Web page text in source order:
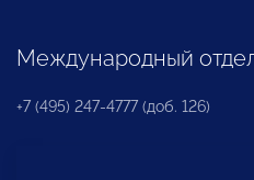
Международный
+7 (495) 247-4777 (доб. 126)